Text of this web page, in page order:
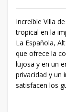
Increíble Villa
tropical en la
La Española,
que ofrece la
lujosa y en un
privacidad y un
satisfacen los